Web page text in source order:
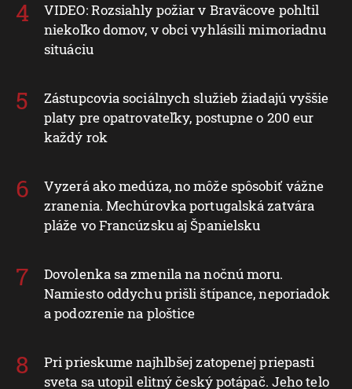
VIDEO: Rozsiahly požiar v Braväcove pohltil
niekoľko domov, v obci vyhlásili mimoriadnu
situáciu
Zástupcovia sociálnych služieb žiadajú vyššie
platy pre opatrovateľky, postupne o 200 eur
každý rok
Vyzerá ako medúza, no môže spôsobiť vážne
zranenia. Mechúrovka portugalská zatvára
pláže vo Francúzsku aj Španielsku
Dovolenka sa zmenila na nočnú moru.
Namiesto oddychu prišli štípance, neporiadok
a podozrenie na ploštice
Pri prieskume najhlbšej zatopenej priepasti
sveta sa utopil elitný český potápač. Jeho telo